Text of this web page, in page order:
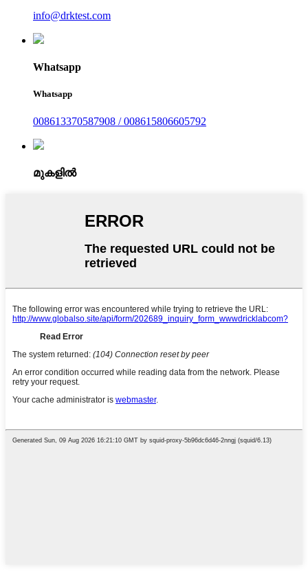
info@drktest.com
Whatsapp
Whatsapp
008613370587908 / 008615806605792
മുകളിൽ